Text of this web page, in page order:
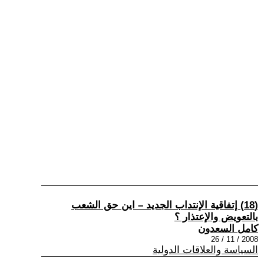
(18) إتفاقية الإنتداب الجديد – اين حق الشعب
بالتعويض والإعتذار ؟
كامل السعدون
2008 / 11 / 26
السياسة والعلاقات الدولية